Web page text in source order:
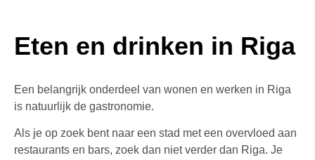
Eten en drinken in Riga
Een belangrijk onderdeel van wonen en werken in Riga
is natuurlijk de gastronomie.
Als je op zoek bent naar een stad met een overvloed aan
restaurants en bars, zoek dan niet verder dan Riga. Je